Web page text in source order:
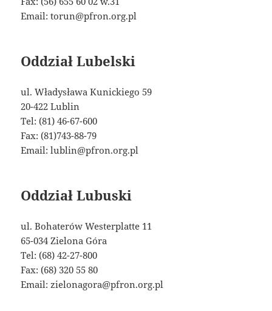
Email: torun@pfron.org.pl
Oddział Lubelski
ul. Władysława Kunickiego 59
20-422 Lublin
Tel: (81) 46-67-600
Fax: (81)743-88-79
Email: lublin@pfron.org.pl
Oddział Lubuski
ul. Bohaterów Westerplatte 11
65-034 Zielona Góra
Tel: (68) 42-27-800
Fax: (68) 320 55 80
Email: zielonagora@pfron.org.pl